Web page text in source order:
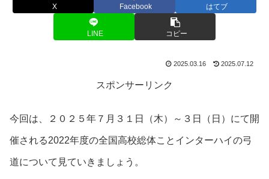
X Facebook はてブ
LINE コピー
2025.03.16 2025.07.12
スポンサーリンク
今回は、２０２５年７月３１日（木）～３日（日）にて開
催される2022年度の全国高校総体ことインターハイの弓
道について見ていきましょう。